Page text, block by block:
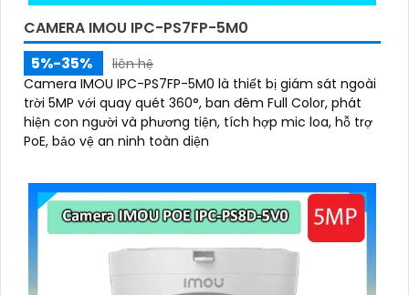
CAMERA IMOU IPC-PS7FP-5M0
5%-35%
liên hệ
Camera IMOU IPC-PS7FP-5M0 là thiết bị giám sát ngoài
trời 5MP với quay quét 360°, ban đêm Full Color, phát
hiện con người và phương tiện, tích hợp mic loa, hỗ trợ
PoE, bảo vệ an ninh toàn diện